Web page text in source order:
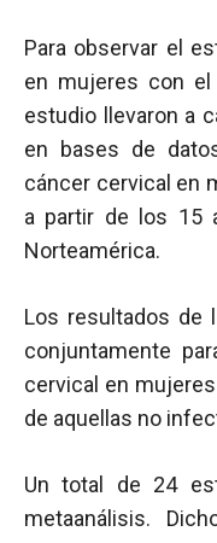
Para observar el
en mujeres con el
estudio llevaron a
en bases de
cáncer cervical en
a partir de los 15
Norteamérica.
Los resultados de
conjuntamente
cervical en mujeres
de aquellas no
Un total de 24
metaanálisis.